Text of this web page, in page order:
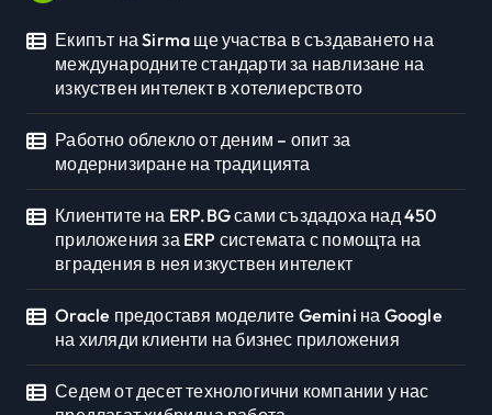
Екипът на Sirma ще участва в създаването на
международните стандарти за навлизане на
изкуствен интелект в хотелиерството
Работно облекло от деним – опит за
модернизиране на традицията
Клиентите на ERP.BG сами създадоха над 450
приложения за ERP системата с помощта на
вградения в нея изкуствен интелект
Oracle предоставя моделите Gemini на Google
на хиляди клиенти на бизнес приложения
Седем от десет технологични компании у нас